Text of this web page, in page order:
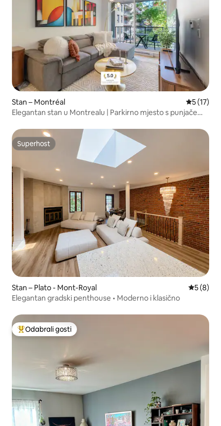
Stan – Montréal Prosječna
5 (17)
Elegantan stan u Montrealu | Parkirno mjesto s punjačem
Superhost
Superhost
Stan – Plato - Mont-Royal
5 (8)
Elegantan gradski penthouse • Moderno i klasično
Među najviše rangiranima s oznakom „Odabrali gosti”
Odabrali gosti